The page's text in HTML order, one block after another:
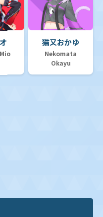
CARD GAME スタートエ
Anniversary
猫又おかゆ
Nekomata
Okayu